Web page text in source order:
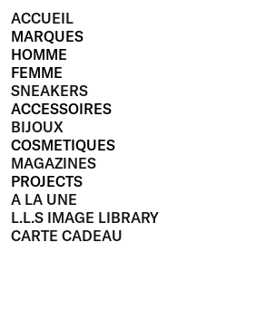
ACCUEIL
MARQUES
HOMME
FEMME
SNEAKERS
ACCESSOIRES
BIJOUX
COSMETIQUES
MAGAZINES
PROJECTS
A LA UNE
L.L.S IMAGE LIBRARY
CARTE CADEAU